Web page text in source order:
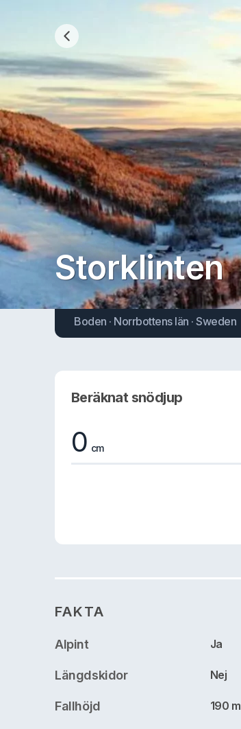
Storklinten
Boden · Norrbottens län · Sweden
Beräknat snödjup
0 cm
FAKTA
Alpint Ja
Längdskidor Nej
Fallhöjd 190 m